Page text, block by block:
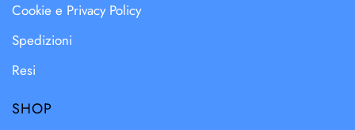
Cookie e Privacy Policy
Spedizioni
Resi
SHOP